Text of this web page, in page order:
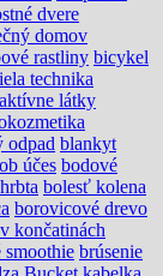
dvere
domov
rastliny bicykel
technika
látky
odpad blankyt
účes bodové
bolesť kolena
borovicové drevo
končatinách
smoothie brúsenie